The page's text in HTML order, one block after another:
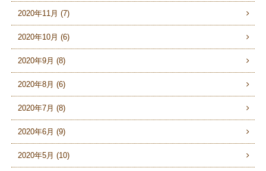
2020年11月 (7)
2020年10月 (6)
2020年9月 (8)
2020年8月 (6)
2020年7月 (8)
2020年6月 (9)
2020年5月 (10)